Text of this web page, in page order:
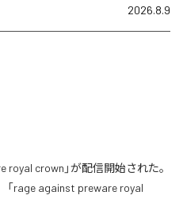
2026.8.9
crown」が配信開始された。
rage against preware royal